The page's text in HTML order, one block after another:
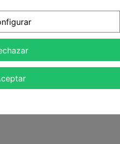
más experiencias relacionadas )